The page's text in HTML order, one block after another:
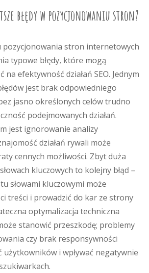
błędy w pozycjonowaniu stron?
pozycjonowania stron internetowych
typowe błędy, które mogą
na efektywność działań SEO. Jednym
jest brak odpowiedniego
jasno określonych celów trudno
podejmowanych działań.
jest ignorowanie analizy
działań rywali może
cennych możliwości. Zbyt duża
kluczowych to kolejny błąd –
słowami kluczowymi może
treści i prowadzić do kar ze strony
optymalizacja techniczna
stanowić przeszkodę; problemy
czy brak responsywności
użytkowników i wpływać negatywnie